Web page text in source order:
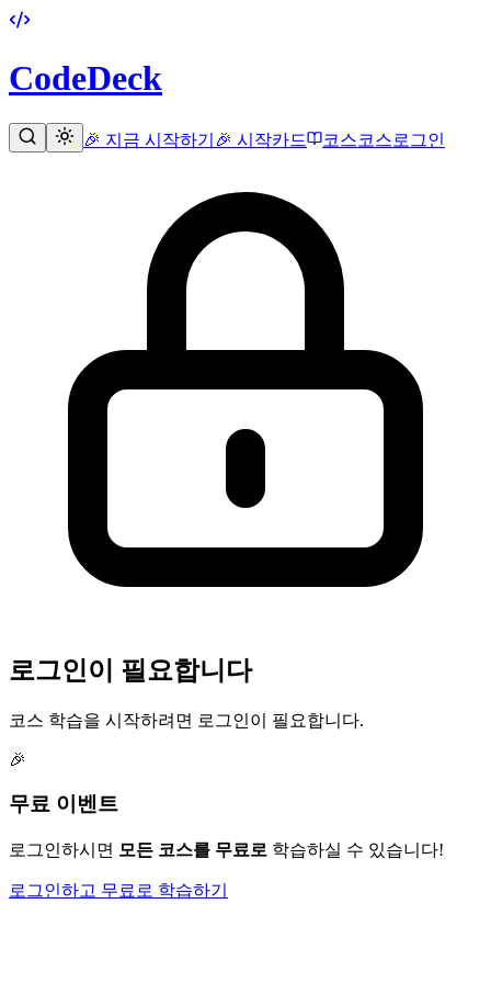
CodeDeck
🎉 지금 시작하기 🎉 시작카드 코스코스로그인
로그인이 필요합니다
코스 학습을 시작하려면 로그인이 필요합니다.
🎉
무료 이벤트
로그인하시면 모든 코스를 무료로 학습하실 수 있습니다!
로그인하고 무료로 학습하기